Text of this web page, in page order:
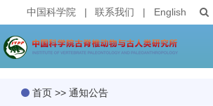
中国科学院 | 联系我们 | English
首页 >> 通知公告